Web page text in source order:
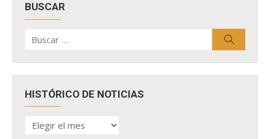
BUSCAR
por:
HISTÓRICO DE NOTICIAS
HISTÓRICO
DE